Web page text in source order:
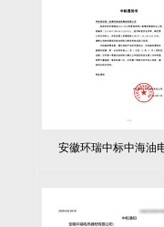
安徽环瑞中标中海油